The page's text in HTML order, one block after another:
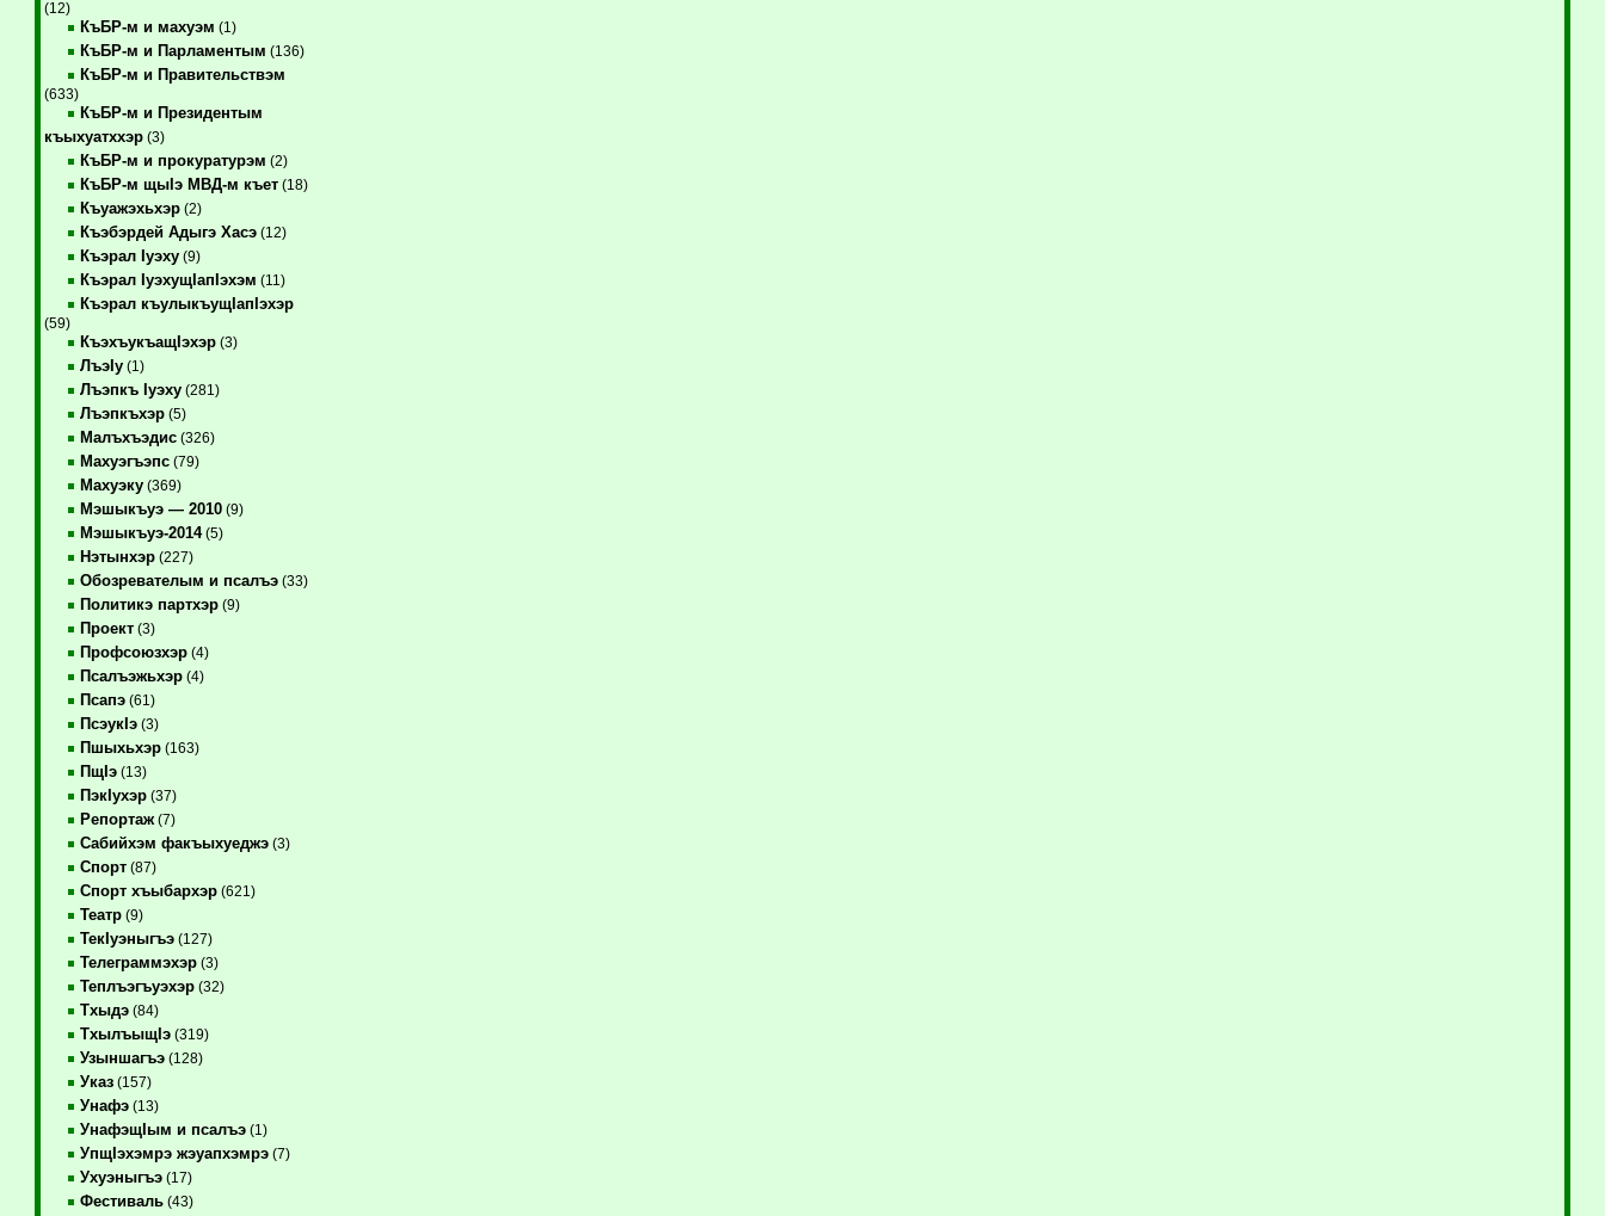
(12)
КъБР-м и махуэм (1)
КъБР-м и Парламентым (136)
КъБР-м и Правительствэм
(633)
КъБР-м и Президентым
къыхуатххэр(3)
КъБР-м и прокуратурэм (2)
КъБР-м щыIэ МВД-м къет(18)
Къуажэхьхэр(2)
Къэбэрдей Адыгэ Хасэ(12)
Къэрал Iуэху(9)
Къэрал IуэхущIапIэхэм (11)
Къэрал къулыкъущIапIэхэр
(59)
КъэхъукъащIэхэр(3)
ЛъэIу(1)
Лъэпкъ Iуэху(281)
Лъэпкъхэр(5)
Малъхъэдис(326)
Махуэгъэпс(79)
Махуэку(369)
Мэшыкъуэ — 2010(9)
Мэшыкъуэ-2014(5)
Нэтынхэр(227)
Обозревателым и псалъэ(33)
Политикэ партхэр(9)
Проект(3)
Профсоюзхэр(4)
Псалъэжьхэр(4)
Псапэ(61)
ПсэукIэ(3)
Пшыхьхэр(163)
ПщIэ(13)
ПэкIухэр(37)
Репортаж(7)
Сабийхэм факъыхуеджэ(3)
Спорт(87)
Спорт хъыбархэр(621)
Театр(9)
ТекIуэныгъэ(127)
Телеграммэхэр(3)
Теплъэгъуэхэр(32)
Тхыдэ(84)
ТхылъыщIэ(319)
Узыншагъэ(128)
Указ(157)
Унафэ(13)
УнафэщIым и псалъэ(1)
УпщIэхэмрэ жэуапхэмрэ(7)
Ухуэныгъэ(17)
Фестиваль(43)